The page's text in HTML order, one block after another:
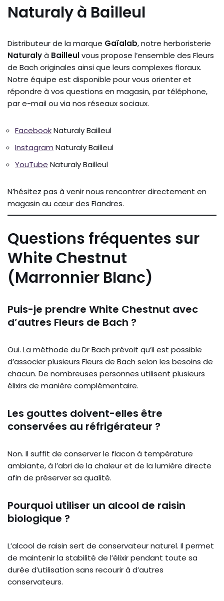
Naturaly à Bailleul
Distributeur de la marque Gaïalab, notre herboristerie
Naturalyà Bailleulvous propose l’ensemble des Fleurs
de Bach originales ainsi que leurs complexes floraux.
Notre équipe est disponible pour vous orienter et
répondre à vos questions en magasin, par téléphone,
par e-mail ou via nos réseaux sociaux.
FacebookNaturaly Bailleul
Instagram Naturaly Bailleul
YouTube Naturaly Bailleul
N’hésitez pas à venir nous rencontrer directement en
magasin au cœur des Flandres.
Questions fréquentes sur
White Chestnut
(Marronnier Blanc)
Puis-je prendre White Chestnut avec
d’autres Fleurs de Bach ?
Oui. La méthode du Dr Bach prévoit qu’il est possible
d’associer plusieurs Fleurs de Bach selon les besoins de
chacun. De nombreuses personnes utilisent plusieurs
élixirs de manière complémentaire.
Les gouttes doivent-elles être
conservées au réfrigérateur ?
Non. Il suffit de conserver le flacon à température
ambiante, à l’abri de la chaleur et de la lumière directe
afin de préserver sa qualité.
Pourquoi utiliser un alcool de raisin
biologique ?
L’alcool de raisin sert de conservateur naturel. Il permet
de maintenir la stabilité de l’élixir pendant toute sa
durée d’utilisation sans recourir à d’autres
conservateurs.